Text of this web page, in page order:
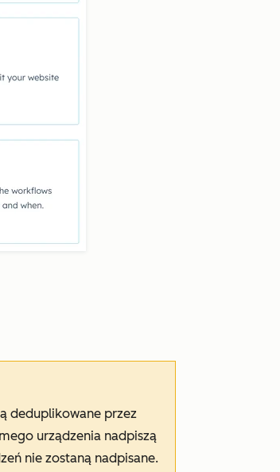
deduplikowane przez
urządzenia nadpiszą
nie zostaną nadpisane.